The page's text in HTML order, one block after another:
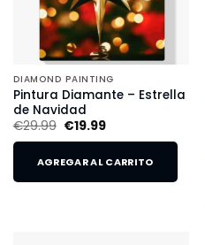
DIAMOND PAINTING
Pintura Diamante – Estrella
de Navidad
€29.99 €19.99
AGREGAR AL CARRITO